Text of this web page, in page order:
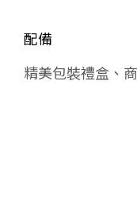
配備
精美包裝禮盒、